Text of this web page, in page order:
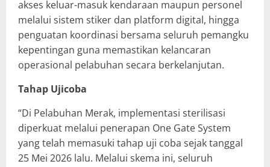
akses keluar-masuk kendaraan maupun personel
melalui sistem stiker dan platform digital, hingga
penguatan koordinasi bersama seluruh pemangku
kepentingan guna memastikan kelancaran
operasional pelabuhan secara berkelanjutan.
Tahap Ujicoba
“Di Pelabuhan Merak, implementasi sterilisasi
diperkuat melalui penerapan One Gate System
yang telah memasuki tahap uji coba sejak tanggal
25 Mei 2026 lalu. Melalui skema ini, seluruh